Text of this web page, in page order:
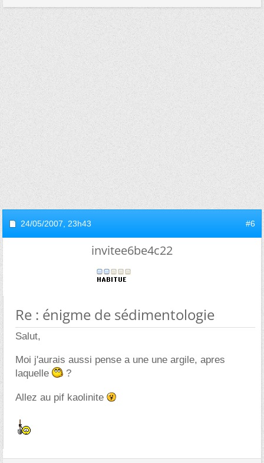
24/05/2007, 23h43 #6
invitee6be4c22
Re : énigme de sédimentologie
Salut,
Moi j'aurais aussi pense a une une argile, apres
laquelle
?
Allez au pif kaolinite